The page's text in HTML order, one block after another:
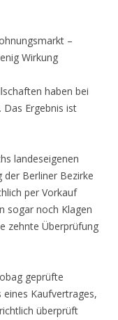
–
Wirkung
haben bei
Ergebnis ist
landeseigenen
Berliner Bezirke
per Vorkauf
sogar noch Klagen
zehnte Überprüfung
geprüfte
Kaufvertrages,
überprüft